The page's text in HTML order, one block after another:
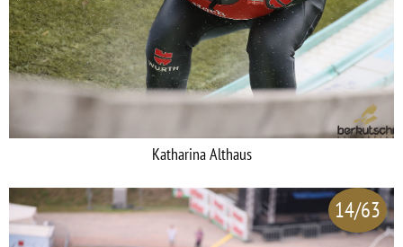
Katharina Althaus
14/63